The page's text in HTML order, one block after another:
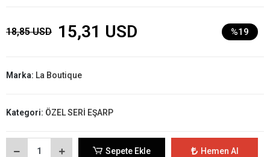
18,85 USD 15,31 USD %19
Marka: La Boutique
Kategori: ÖZEL SERİ EŞARP
Sepete Ekle Hemen Al